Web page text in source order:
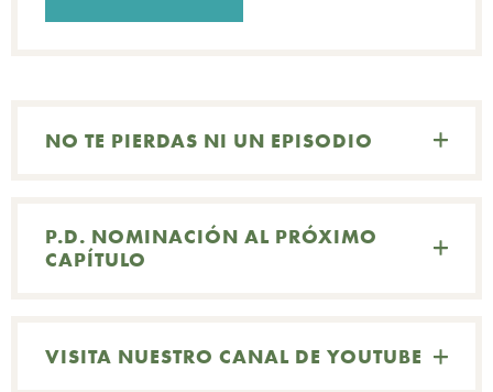
NO TE PIERDAS NI UN EPISODIO
P.D. NOMINACIÓN AL PRÓXIMO
CAPÍTULO
VISITA NUESTRO CANAL DE YOUTUBE